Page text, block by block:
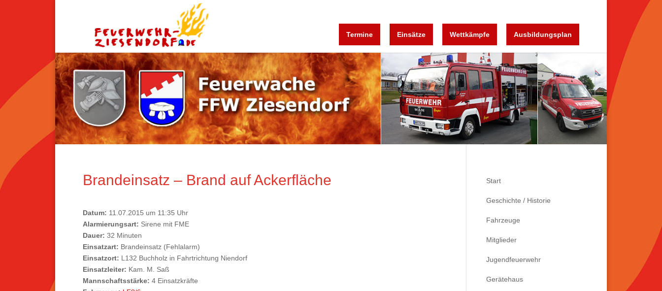
Termine Einsätze Wettkämpfe Ausbildungsplan
Brandeinsatz – Brand auf Ackerfläche
Datum: 11.07.2015 um 11:35 Uhr
Alarmierungsart: Sirene mit FME
Dauer: 32 Minuten
Einsatzart: Brandeinsatz (Fehlalarm)
Einsatzort: L132 Buchholz in Fahrtrichtung Niendorf
Einsatzleiter: Kam. M. Saß
Mannschaftsstärke: 4 Einsatzkräfte
Start
Geschichte / Historie
Fahrzeuge
Mitglieder
Jugendfeuerwehr
Gerätehaus